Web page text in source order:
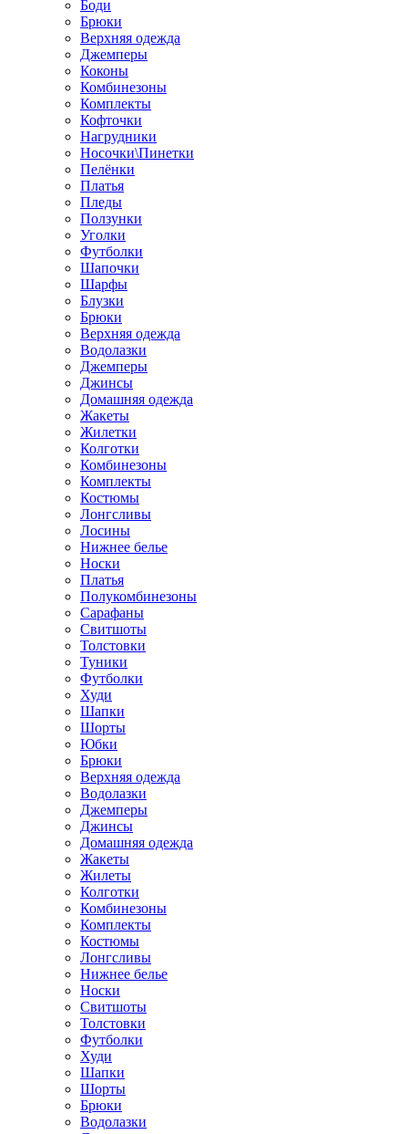
Боди
Брюки
Верхняя одежда
Джемперы
Коконы
Комбинезоны
Комплекты
Кофточки
Нагрудники
Носочки\Пинетки
Пелёнки
Платья
Пледы
Ползунки
Уголки
Футболки
Шапочки
Шарфы
Блузки
Брюки
Верхняя одежда
Водолазки
Джемперы
Джинсы
Домашняя одежда
Жакеты
Жилетки
Колготки
Комбинезоны
Комплекты
Костюмы
Лонгсливы
Лосины
Нижнее белье
Носки
Платья
Полукомбинезоны
Сарафаны
Свитшоты
Толстовки
Туники
Футболки
Худи
Шапки
Шорты
Юбки
Брюки
Верхняя одежда
Водолазки
Джемперы
Джинсы
Домашняя одежда
Жакеты
Жилеты
Колготки
Комбинезоны
Комплекты
Костюмы
Лонгсливы
Нижнее белье
Носки
Свитшоты
Толстовки
Футболки
Худи
Шапки
Шорты
Брюки
Водолазки